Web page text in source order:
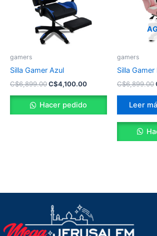
gamers
Silla Gamer Azul
C$6,899.00C$4,100.00
Hacer pedido
gamers
Silla
C$6,899.00
Leer